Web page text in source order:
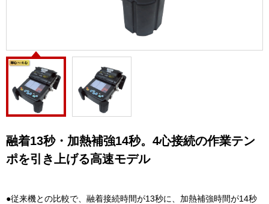
融着13秒・加熱補強14秒。4心接続の作業テン
ポを引き上げる高速モデル
●従来機との比較で、融着接続時間が13秒に、加熱補強時間が14秒